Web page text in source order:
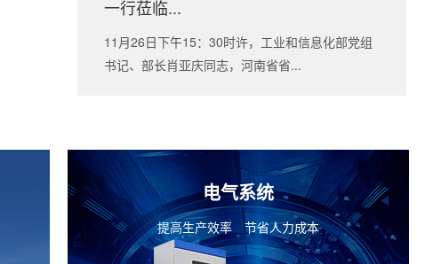
一行莅临...
11月26日下午15：30时许，工业和信息化部党组
书记、部长肖亚庆同志，河南省省...
电气系统
提高生产效率 节省人力成本